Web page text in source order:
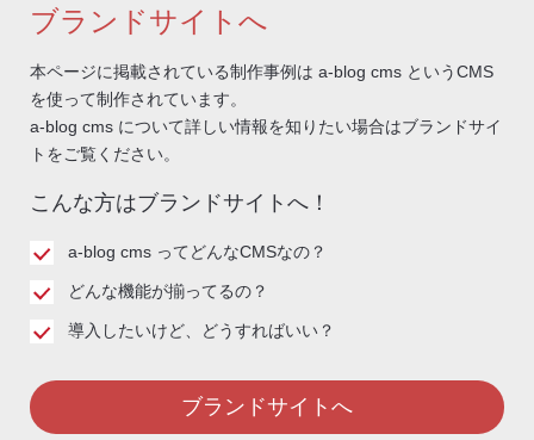
ブランドサイトへ
本ページに掲載されている制作事例は a-blog cms というCMS
を使って制作されています。
a-blog cms について詳しい情報を知りたい場合はブランドサイ
トをご覧ください。
こんな方はブランドサイトへ！
a-blog cms ってどんなCMSなの？
どんな機能が揃ってるの？
導入したいけど、どうすればいい？
ブランドサイトへ